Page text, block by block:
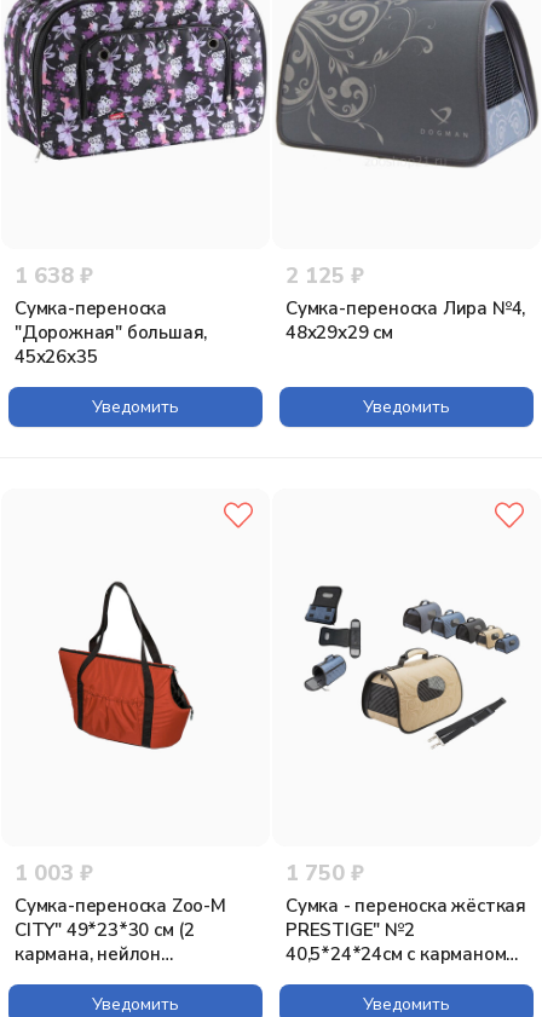
1 638 ₽
Сумка-переноска
"Дорожная" большая,
45х26х35
Уведомить
2 125 ₽
Сумка-переноска Лира №4,
48х29х29 см
Уведомить
1 003 ₽
Сумка-переноска Zoo-M
CITY" 49*23*30 см (2
кармана, нейлон
"Кордюра", поролон)
Пекинес, Той"Уведомить
1 750 ₽
Сумка - переноска жёсткая
PRESTIGE" №2
40,5*24*24см с карманом
(нейлон Жаккард, пластик)
Уведомить